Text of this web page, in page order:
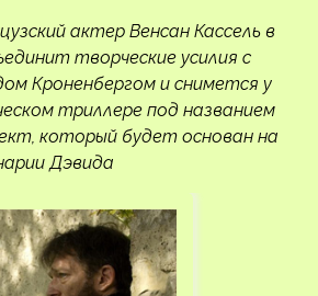
актер Венсан Кассель в
творческие усилия с
Кроненбергом и снимется у
триллере под названием
который будет основан на
Дэвида